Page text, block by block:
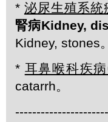
* 泌尿生殖系統
腎病Kidney,
Kidney, stones
* 耳鼻喉科疾
catarrh。